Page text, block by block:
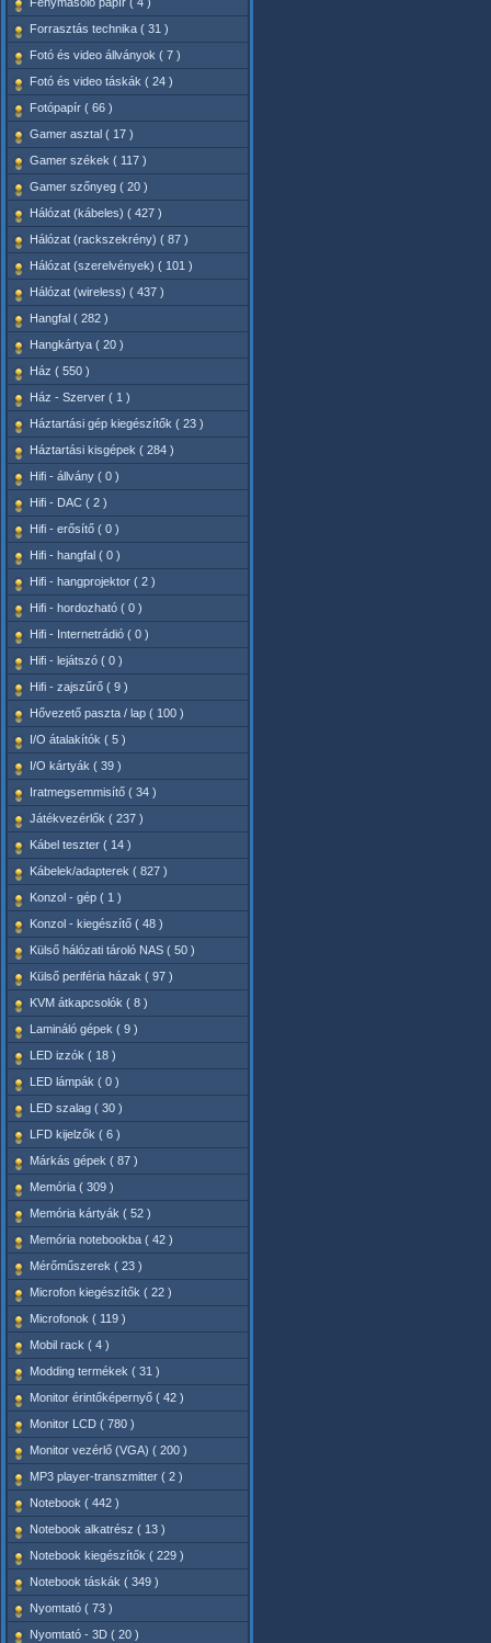
Forrasztás technika ( 31 )
Fotó és video állványok ( 7 )
Fotó és video táskák ( 24 )
Fotópapír ( 66 )
Gamer asztal ( 17 )
Gamer székek ( 117 )
Gamer szőnyeg ( 20 )
Hálózat (kábeles) ( 427 )
Hálózat (rackszekrény) ( 87 )
Hálózat (szerelvények) ( 101 )
Hálózat (wireless) ( 437 )
Hangfal ( 282 )
Hangkártya ( 20 )
Ház ( 550 )
Ház - Szerver ( 1 )
Háztartási gép kiegészítők ( 23 )
Háztartási kisgépek ( 284 )
Hifi - állvány ( 0 )
Hifi - DAC ( 2 )
Hifi - erősítő ( 0 )
Hifi - hangfal ( 0 )
Hifi - hangprojektor ( 2 )
Hifi - hordozható ( 0 )
Hifi - Internetrádió ( 0 )
Hifi - lejátszó ( 0 )
Hifi - zajszűrő ( 9 )
Hővezető paszta / lap ( 100 )
I/O átalakítók ( 5 )
I/O kártyák ( 39 )
Iratmegsemmisítő ( 34 )
Játékvezérlők ( 237 )
Kábel teszter ( 14 )
Kábelek/adapterek ( 827 )
Konzol - gép ( 1 )
Konzol - kiegészítő ( 48 )
Külső hálózati tároló NAS ( 50 )
Külső periféria házak ( 97 )
KVM átkapcsolók ( 8 )
Lamináló gépek ( 9 )
LED izzók ( 18 )
LED lámpák ( 0 )
LED szalag ( 30 )
LFD kijelzők ( 6 )
Márkás gépek ( 87 )
Memória ( 309 )
Memória kártyák ( 52 )
Memória notebookba ( 42 )
Mérőműszerek ( 23 )
Microfon kiegészítők ( 22 )
Microfonok ( 119 )
Mobil rack ( 4 )
Modding termékek ( 31 )
Monitor érintőképernyő ( 42 )
Monitor LCD ( 780 )
Monitor vezérlő (VGA) ( 200 )
MP3 player-transzmitter ( 2 )
Notebook ( 442 )
Notebook alkatrész ( 13 )
Notebook kiegészítők ( 229 )
Notebook táskák ( 349 )
Nyomtató ( 73 )
Nyomtató - 3D ( 20 )